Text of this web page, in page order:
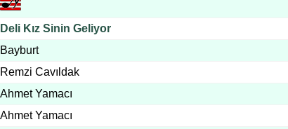
Deli Kız Sinin Geliyor
Bayburt
Remzi Cavıldak
Ahmet Yamacı
Ahmet Yamacı